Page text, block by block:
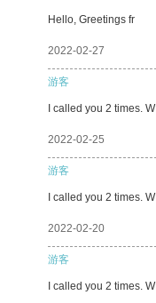
Hello, Greetings fr
2022-02-27
游客
I called you 2 times. W
2022-02-25
游客
I called you 2 times. W
2022-02-20
游客
I called you 2 times. W